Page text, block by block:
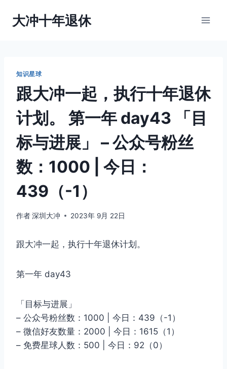
大冲十年退休
知识星球
跟大冲一起，执行十年退休
计划。 第一年 day43 「目
标与进展」 – 公众号粉丝
数：1000 | 今日：
439（-1）
作者深圳大冲 2023年 9月 22日
跟大冲一起，执行十年退休计划。
第一年 day43
「目标与进展」
– 公众号粉丝数：1000 | 今日：439（-1）
– 微信好友数量：2000 | 今日：1615（1）
– 免费星球人数：500 | 今日：92（0）